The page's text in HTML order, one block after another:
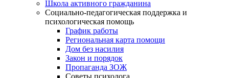
Школа активного гражданина
Социально-педагогическая поддержка и
психологическая помощь
График работы
Региональная карта помощи
Дом без насилия
Закон и порядок
Пропаганда ЗОЖ
Советы психолога